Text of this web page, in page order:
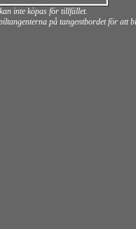
kan inte köpas för tillfället.
på tangentbordet för att